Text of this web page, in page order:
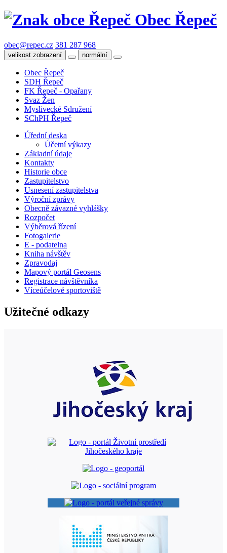
Obec Řepeč
obec@repec.cz 381 287 968
velikost zobrazení normální
Obec Řepeč
SDH Řepeč
FK Řepeč - Opařany
Svaz Žen
Myslivecké Sdružení
SChPH Řepeč
Úřední deska
Účetní výkazy
Základní údaje
Kontakty
Historie obce
Zastupitelstvo
Usnesení zastupitelstva
Výroční zprávy
Obecně závazné vyhlášky
Rozpočet
Výběrová řízení
Fotogalerie
E - podatelna
Kniha návštěv
Zpravodaj
Mapový portál Geosens
Registrace návštěvníka
Víceúčelové sportoviště
Užitečné odkazy